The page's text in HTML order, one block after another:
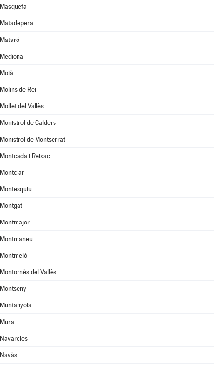
Masquefa
Matadepera
Mataró
Mediona
Moià
Molins de Rei
Mollet del Vallès
Monistrol de Calders
Monistrol de Montserrat
Montcada i Reixac
Montclar
Montesquiu
Montgat
Montmajor
Montmaneu
Montmeló
Montornès del Vallès
Montseny
Muntanyola
Mura
Navarcles
Navàs